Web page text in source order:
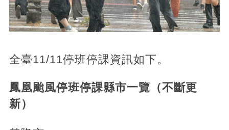
全臺11/11停班停課資訊如下。
鳳凰颱風停班停課縣市一覽（不斷更
新）